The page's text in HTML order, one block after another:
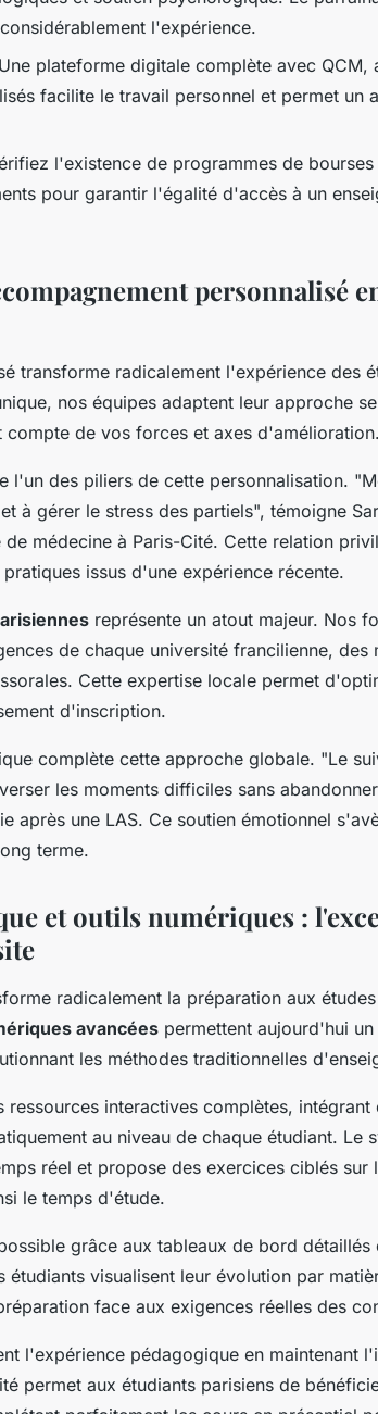
l'expérience.
plateforme digitale complète avec QCM,
facilite le travail personnel et permet un
l'existence de programmes de bourses
pour garantir l'égalité d'accès à un
personnalisé
transforme radicalement l'expérience des
nos équipes adaptent leur approche
compte de vos forces et axes
l'un des piliers de cette personnalisation.
à gérer le stress des partiels", témoigne
médecine à Paris-Cité. Cette relation
issus d'une expérience récente.
représente un atout majeur. Nos
de chaque université francilienne, des
Cette expertise locale permet
d'inscription.
complète cette approche globale. "Le
les moments difficiles sans
après une LAS. Ce soutien émotionnel
terme.
et outils numériques :
radicalement la préparation aux
avancées permettent aujourd'hui
les méthodes traditionnelles
interactives complètes, intégrant
au niveau de chaque étudiant. Le
réel et propose des exercices ciblés sur
le temps d'étude.
grâce aux tableaux de bord détaillés
étudiants visualisent leur évolution par
face aux exigences réelles des
l'expérience pédagogique en maintenant
permet aux étudiants parisiens de